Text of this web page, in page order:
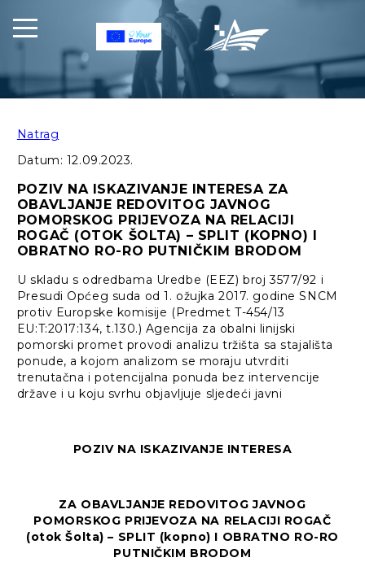
Natrag
Datum: 12.09.2023.
POZIV NA ISKAZIVANJE INTERESA ZA
OBAVLJANJE REDOVITOG JAVNOG
POMORSKOG PRIJEVOZA NA RELACIJI
ROGAČ (OTOK ŠOLTA) – SPLIT (KOPNO) I
OBRATNO RO-RO PUTNIČKIM BRODOM
U skladu s odredbama Uredbe (EEZ) broj 3577/92 i
Presudi Općeg suda od 1. ožujka 2017. godine SNCM
protiv Europske komisije (Predmet T-454/13
EU:T:2017:134, t.130.) Agencija za obalni linijski
pomorski promet provodi analizu tržišta sa stajališta
ponude, a kojom analizom se moraju utvrditi
trenutačna i potencijalna ponuda bez intervencije
države i u koju svrhu objavljuje sljedeći javni
POZIV NA ISKAZIVANJE INTERESA
ZA OBAVLJANJE REDOVITOG JAVNOG
POMORSKOG PRIJEVOZA NA RELACIJI ROGAČ
(otok Šolta) – SPLIT (kopno) I OBRATNO RO-RO
PUTNIČKIM BRODOM